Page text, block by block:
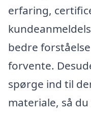
erfaring,
bedre
forvente.
spørge ind til
materiale, så